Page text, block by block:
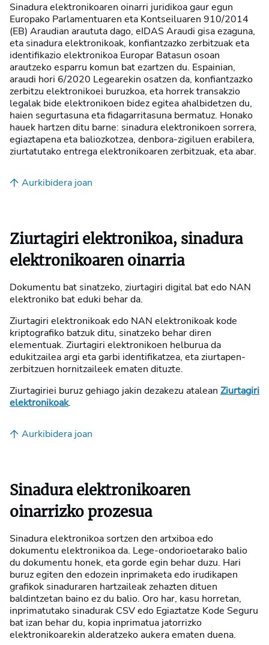
Sinadura elektronikoaren oinarri juridikoa gaur egun
Europako Parlamentuaren eta Kontseiluaren 910/2014
(EB) Araudian araututa dago, eIDAS Araudi gisa ezaguna,
eta sinadura elektronikoak, konfiantzazko zerbitzuak eta
identifikazio elektronikoa Europar Batasun osoan
arautzeko esparru komun bat ezartzen du. Espainian,
araudi hori 6/2020 Legearekin osatzen da, konfiantzazko
zerbitzu elektronikoei buruzkoa, eta horrek transakzio
legalak bide elektronikoen bidez egitea ahalbidetzen du,
haien segurtasuna eta fidagarritasuna bermatuz. Honako
hauek hartzen ditu barne: sinadura elektronikoen sorrera,
egiaztapena eta baliozkotzea, denbora-zigiluen erabilera,
ziurtatutako entrega elektronikoaren zerbitzuak, eta abar.
Aurkibidera joan
Ziurtagiri elektronikoa, sinadura
elektronikoaren oinarria
Dokumentu bat sinatzeko, ziurtagiri digital bat edo NAN
elektroniko bat eduki behar da.
Ziurtagiri elektronikoak edo NAN elektronikoak kode
kriptografiko batzuk ditu, sinatzeko behar diren
elementuak. Ziurtagiri elektronikoen helburua da
edukitzailea argi eta garbi identifikatzea, eta ziurtapen-
zerbitzuen hornitzaileek ematen dituzte.
Ziurtagiriei buruz gehiago jakin dezakezu atalean Ziurtagiri
elektronikoak.
Aurkibidera joan
Sinadura elektronikoaren
oinarrizko prozesua
Sinadura elektronikoa sortzen den artxiboa edo
dokumentu elektronikoa da. Lege-ondorioetarako balio
du dokumentu honek, eta gorde egin behar duzu. Hari
buruz egiten den edozein inprimaketa edo irudikapen
grafikok sinaduraren hartzaileak zehazten dituen
baldintzetan baino ez du balio. Oro har, kasu horretan,
inprimatutako sinadurak CSV edo Egiaztatze Kode Seguru
bat izan behar du, kopia inprimatua jatorrizko
elektronikoarekin alderatzeko aukera ematen duena.